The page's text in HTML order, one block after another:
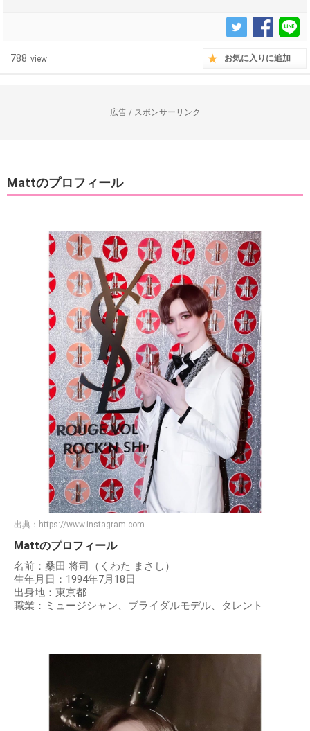
788 view お気に入りに追加
広告 / スポンサーリンク
Mattのプロフィール
出典： https://www.instagram.com
Mattのプロフィール
名前：桑田 将司（くわた まさし）
生年月日：1994年7月18日
出身地：東京都
職業：ミュージシャン、ブライダルモデル、タレント